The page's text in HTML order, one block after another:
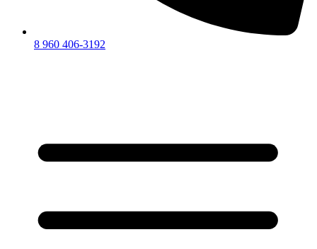
8 960 406-3192